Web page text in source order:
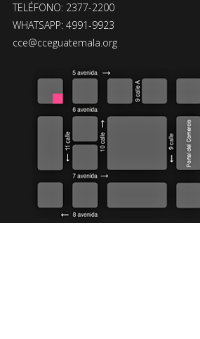
TELÉFONO: 2377-2200
WHATSAPP: 4991-9923
cce@cceguatemala.org